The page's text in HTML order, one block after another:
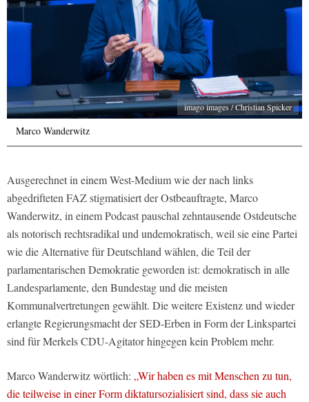
imago images / Christian Spicker
Marco Wanderwitz
Ausgerechnet in einem West-Medium wie der nach links
abgedriftetenFAZstigmatisiert der Ostbeauftragte, Marco
Wanderwitz, in einem Podcast pauschal zehntausende Ostdeutsche
als notorisch rechtsradikal und undemokratisch, weil sie eine Partei
wie die Alternative für Deutschland wählen, die Teil der
parlamentarischen Demokratie geworden ist: demokratisch in alle
Landesparlamente, den Bundestag und die meisten
Kommunalvertretungen gewählt. Die weitere Existenz und wieder
erlangte Regierungsmacht der SED-Erben in Form der Linkspartei
sind für Merkels CDU-Agitator hingegen kein Problem mehr.
Marco Wanderwitz wörtlich: „Wir haben es mit Menschen zu tun,
die teilweise in einer Form diktatursozialisiert sind, dass sie auch